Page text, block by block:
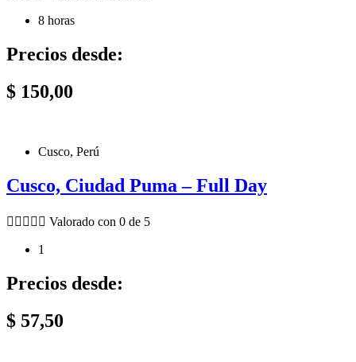
8 horas
Precios desde:
$ 150,00
Cusco, Perú
Cusco, Ciudad Puma – Full Day
     Valorado con 0 de 5
1
Precios desde:
$ 57,50